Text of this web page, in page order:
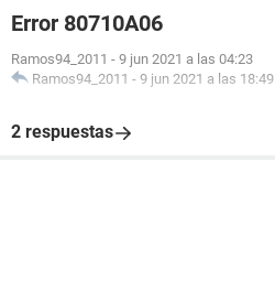
Error 80710A06
Ramos94_2011 - 9 jun 2021 a las 04:23
Ramos94_2011 - 9 jun 2021 a las 18:49
2 respuestas